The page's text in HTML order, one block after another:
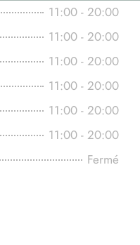
11:00 - 20:00
11:00 - 20:00
11:00 - 20:00
11:00 - 20:00
11:00 - 20:00
11:00 - 20:00
Fermé